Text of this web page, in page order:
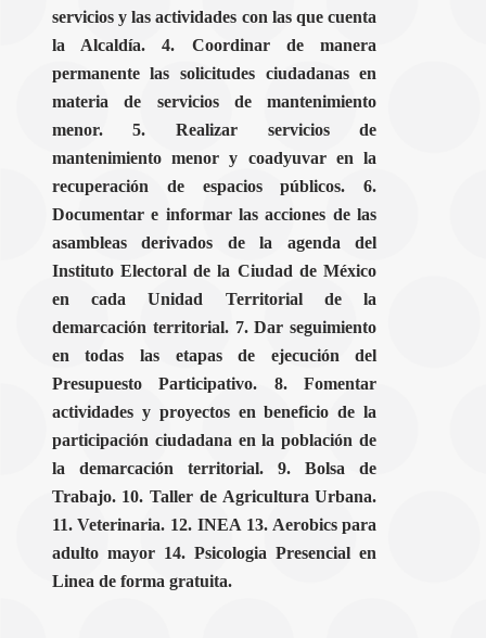
servicios y las actividades con las que cuenta
la Alcaldía. 4. Coordinar de manera
permanente las solicitudes ciudadanas en
materia de servicios de mantenimiento
menor. 5. Realizar servicios de
mantenimiento menor y coadyuvar en la
recuperación de espacios públicos. 6.
Documentar e informar las acciones de las
asambleas derivados de la agenda del
Instituto Electoral de la Ciudad de México
en cada Unidad Territorial de la
demarcación territorial. 7. Dar seguimiento
en todas las etapas de ejecución del
Presupuesto Participativo. 8. Fomentar
actividades y proyectos en beneficio de la
participación ciudadana en la población de
la demarcación territorial. 9. Bolsa de
Trabajo. 10. Taller de Agricultura Urbana.
11. Veterinaria. 12. INEA 13. Aerobics para
adulto mayor 14. Psicologia Presencial en
Linea de forma gratuita.